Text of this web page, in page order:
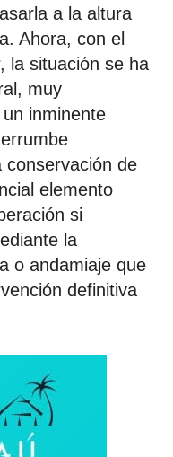
a la altura
Ahora, con el
la situación se ha
muy
inminente
conservación de
elemento
si
la
o andamiaje que
definitiva